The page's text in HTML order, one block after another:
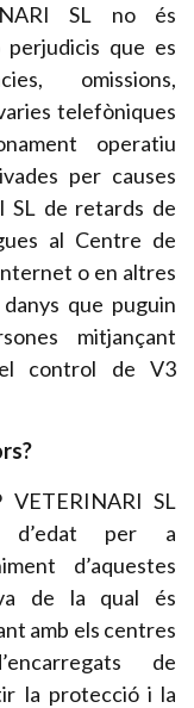
SL no és
perjudicis que es
omissions,
telefòniques
operatiu
per causes
SL de retards de
al Centre de
o en altres
que puguin
mitjançant
control de V3
SL
d’edat per a
d’aquestes
de la qual és
amb els centres
de
la protecció i la